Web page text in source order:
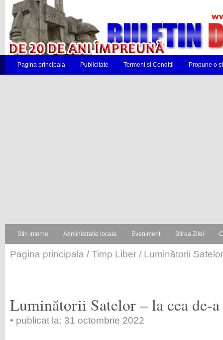
Pagina principala Publicitate Termeni si Conditii Propune o
Stiri interne Administratie locala Eveniment Stirea Zilei
Pagina principala / Timp Liber / Luminătorii
Luminătorii Satelor – la cea de-
• publicat la: 31 octombrie 2022